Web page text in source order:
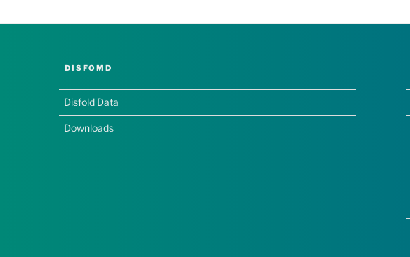
DISFOMD
Disfold Data
Downloads